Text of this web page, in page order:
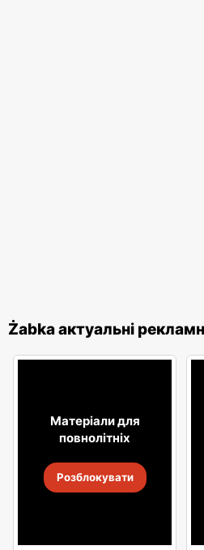
Żabka актуальні
Матеріали для
повнолітніх
Розблокувати